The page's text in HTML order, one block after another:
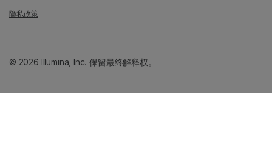
隐私政策
© 2026 Illumina, Inc. 保留最终解释权。